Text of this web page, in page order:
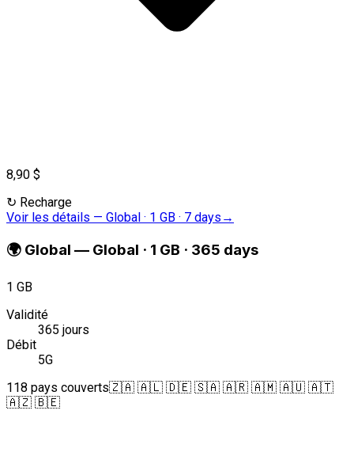
8,90 $
↻ Recharge
Voir les détails — Global · 1 GB · 7 days →
🌍 Global — Global · 1 GB · 365 days
1 GB
Validité
365 jours
Débit
5G
118 pays couverts🇿🇦 🇦🇱 🇩🇪 🇸🇦 🇦🇷 🇦🇲 🇦🇺 🇦🇹
🇦🇿 🇧🇪